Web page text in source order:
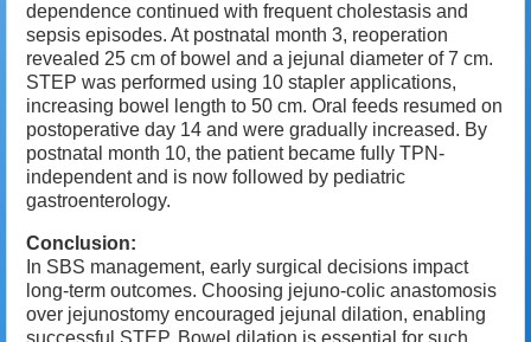
dependence continued with frequent cholestasis and
sepsis episodes. At postnatal month 3, reoperation
revealed 25 cm of bowel and a jejunal diameter of 7 cm.
STEP was performed using 10 stapler applications,
increasing bowel length to 50 cm. Oral feeds resumed on
postoperative day 14 and were gradually increased. By
postnatal month 10, the patient became fully TPN-
independent and is now followed by pediatric
gastroenterology.
Conclusion:
In SBS management, early surgical decisions impact
long-term outcomes. Choosing jejuno-colic anastomosis
over jejunostomy encouraged jejunal dilation, enabling